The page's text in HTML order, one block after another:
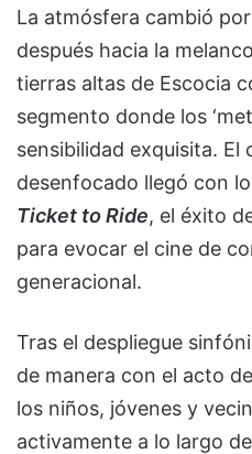
La atmósfera cambió
después hacia la
tierras altas de Escocia
segmento donde los
sensibilidad exquisita.
desenfocado llegó con
Ticket to Ride, el éxito
para evocar el cine de
generacional.
Tras el despliegue
de manera con el acto
los niños, jóvenes y
activamente a lo largo